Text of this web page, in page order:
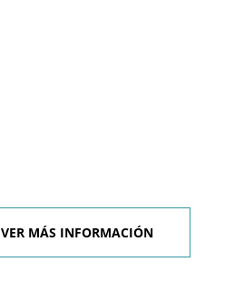
VER MÁS INFORMACIÓN